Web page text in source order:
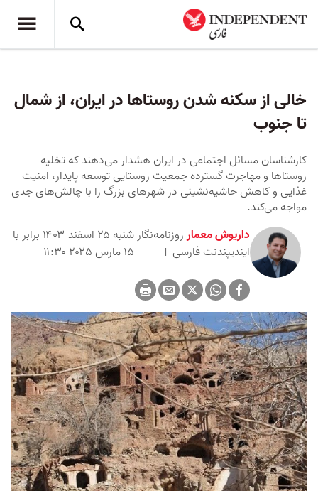
خالی از سکنه شدن روستاها در ایران، از شمال
تا جنوب
کارشناسان مسائل اجتماعی در ایران هشدار می‌دهند که تخلیه
روستاها و مهاجرت گسترده جمعیت روستایی توسعه پایدار، امنیت
غذایی و کاهش حاشیه‌نشینی در شهرهای بزرگ را با چالش‌های جدی
مواجه می‌کند.
داریوش معمارروزنامه‌نگار-
ایندیپندنت ‌فارسی
شنبه ۲۵ اسفند ۱۴۰۳ برابر با
۱۵ مارس ۲۰۲۵ ۱۱:۳۰